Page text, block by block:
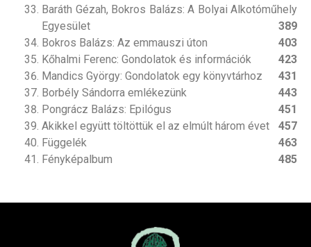
Baráth Gézah, Bokros Balázs: A Bolyai Alkotóműhely
Egyesület
389
Bokros Balázs: Az emmauszi úton
403
Kőhalmi Ferenc: Gondolatok és információk
423
Mandics György: Gondolatok egy könyvtárhoz
431
Borbély Sándorra emlékezünk
443
Pongrácz Balázs: Epilógus
451
Akikkel együtt töltöttük el az elmúlt három évet
457
Függelék
463
Fényképalbum
485